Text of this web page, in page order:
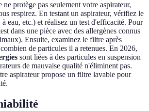
protège pas seulement votre aspirateur,
respirez. En testant un aspirateur, vérifiez le
eau, etc.) et réalisez un test d'efficacité. Pour
dans une pièce avec des allergènes connus
Ensuite, examinez le filtre après
de particules il a retenues. En 2026,
sont liées à des particules en suspension
de mauvaise qualité n'éliminent pas.
aspirateur propose un filtre lavable pour